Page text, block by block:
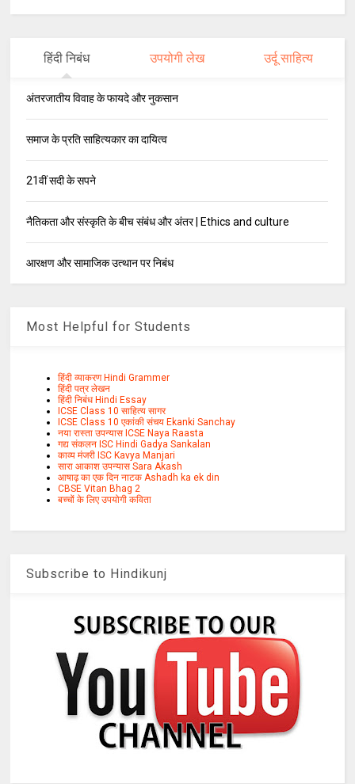
हिंदी निबंध उपयोगी लेख उर्दू साहित्य
अंतरजातीय विवाह के फायदे और नुकसान
समाज के प्रति साहित्यकार का दायित्व
21वीं सदी के सपने
नैतिकता और संस्कृति के बीच संबंध और अंतर | Ethics and culture
आरक्षण और सामाजिक उत्थान पर निबंध
Most Helpful for Students
हिंदी व्याकरण Hindi Grammer
हिंदी पत्र लेखन
हिंदी निबंध Hindi Essay
ICSE Class 10 साहित्य सागर
ICSE Class 10 एकांकी संचय Ekanki Sanchay
नया रास्ता उपन्यास ICSE Naya Raasta
गद्य संकलन ISC Hindi Gadya Sankalan
काव्य मंजरी ISC Kavya Manjari
सारा आकाश उपन्यास Sara Akash
आषाढ़ का एक दिन नाटक Ashadh ka ek din
CBSE Vitan Bhag 2
बच्चों के लिए उपयोगी कविता
Subscribe to Hindikunj